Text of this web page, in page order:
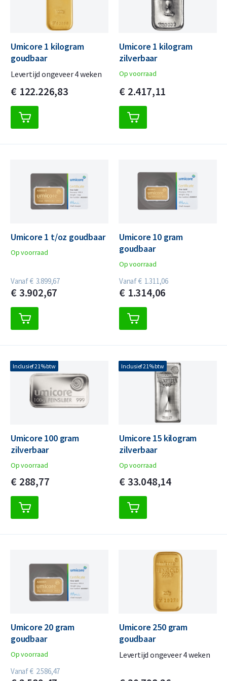
Umicore 1 kilogram
goudbaar
Levertijd ongeveer 4 weken
€ 122.226,83
Umicore 1 kilogram
zilverbaar
Op voorraad
€ 2.417,11
Umicore 1 t/oz goudbaar
Op voorraad
€ 3.902,67
Vanaf€ 3.899,67
Umicore 10 gram
goudbaar
Op voorraad
€ 1.314,06
Vanaf€ 1.311,06
Inclusief 21% btw
Umicore 100 gram
zilverbaar
Op voorraad
€ 288,77
Inclusief 21% btw
Umicore 15 kilogram
zilverbaar
Op voorraad
€ 33.048,14
Umicore 20 gram
goudbaar
Op voorraad
Vanaf€ 2.586,47
Umicore 250 gram
goudbaar
Levertijd ongeveer 4 weken